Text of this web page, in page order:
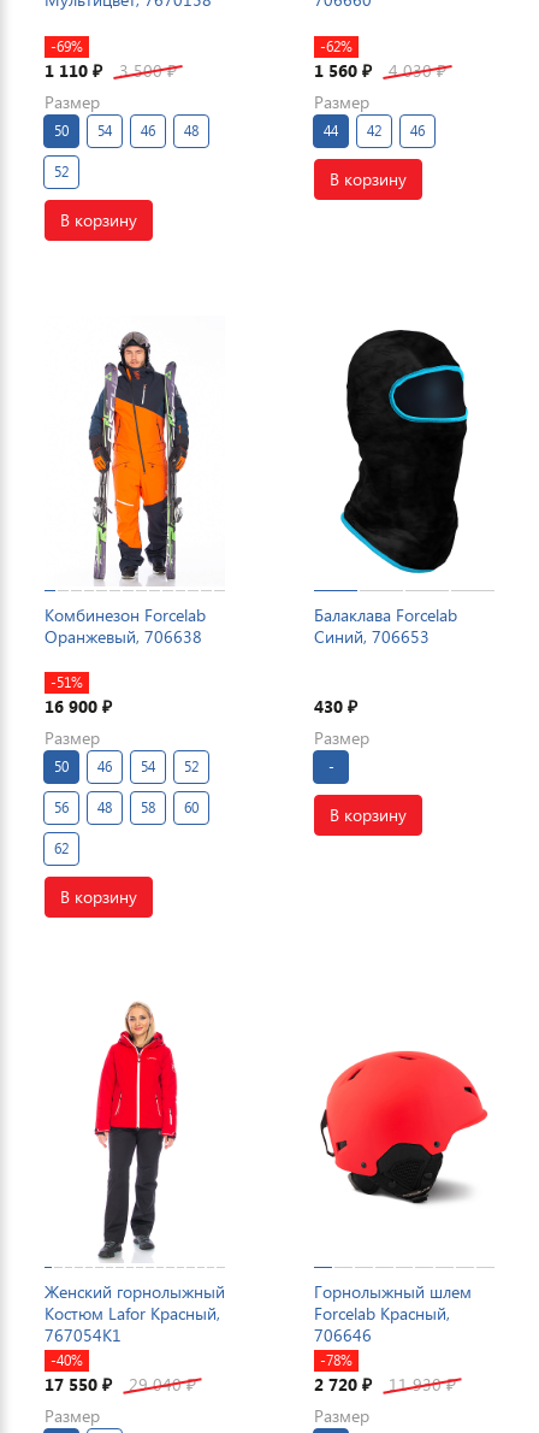
-69%
1 110 ₽ 3 500₽
Размер
50 54 46 48
52
В корзину
-62%
1 560 ₽ 4 030₽
Размер
44 42 46
В корзину
Комбинезон Forcelab
Оранжевый, 706638
-51%
16 900 ₽
Размер
50 46 54 52
56 48 58 60
62
В корзину
Балаклава Forcelab
Синий, 706653
430 ₽
Размер
-
В корзину
Женский горнолыжный
Костюм Lafor Красный,
767054K1
-40%
17 550 ₽ 29 040₽
Размер
Горнолыжный шлем
Forcelab Красный,
706646
-78%
2 720 ₽ 11 930₽
Размер